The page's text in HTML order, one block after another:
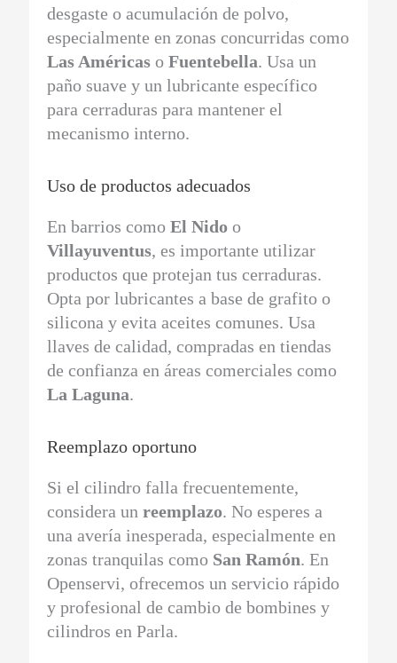
desgaste o acumulación de polvo,
especialmente en zonas concurridas como
Las Américas oFuentebella. Usa un
paño suave y un lubricante específico
para cerraduras para mantener el
mecanismo interno.
Uso de productos adecuados
En barrios comoEl Nido o
Villayuventus, es importante utilizar
productos que protejan tus cerraduras.
Opta por lubricantes a base de grafito o
silicona y evita aceites comunes. Usa
llaves de calidad, compradas en tiendas
de confianza en áreas comerciales como
La Laguna.
Reemplazo oportuno
Si el cilindro falla frecuentemente,
considera unreemplazo. No esperes a
una avería inesperada, especialmente en
zonas tranquilas como San Ramón. En
Openservi, ofrecemos un servicio rápido
y profesional de cambio de bombines y
cilindros en Parla.